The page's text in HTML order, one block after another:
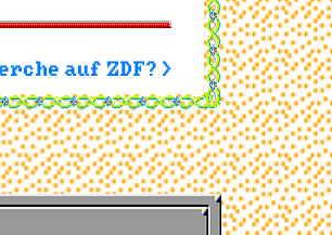
auf ZDF? >